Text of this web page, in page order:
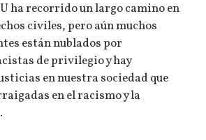
ha recorrido un largo camino en
civiles, pero aún muchos
están nublados por
de privilegio y hay
en nuestra sociedad que
en el racismo y la